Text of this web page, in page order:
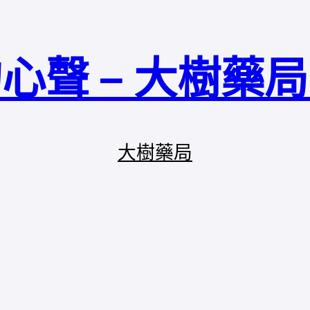
聲 – 大樹藥
大樹藥局